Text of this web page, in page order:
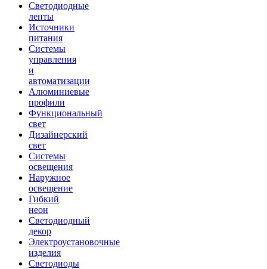
Светодиодные
ленты
Источники
питания
Системы
управления
и
автоматизации
Алюминиевые
профили
Функциональный
свет
Дизайнерский
свет
Системы
освещения
Наружное
освещение
Гибкий
неон
Светодиодный
декор
Электроустановочные
изделия
Светодиоды